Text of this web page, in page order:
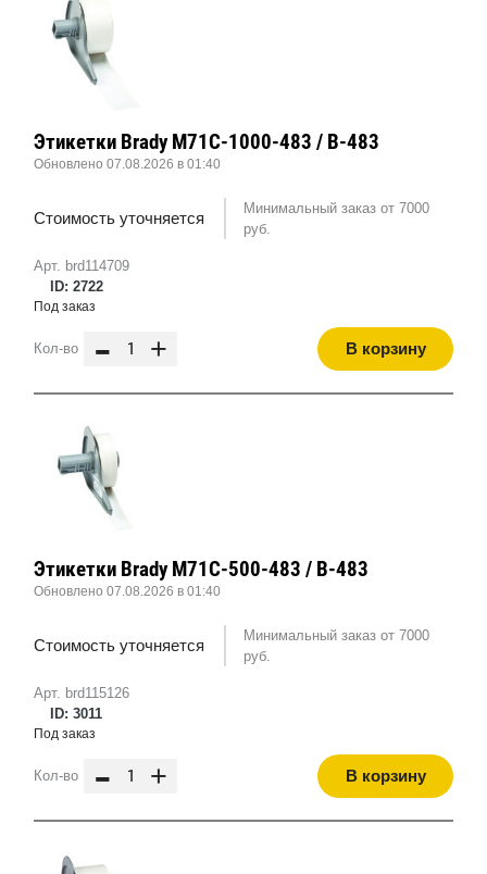
Арт. brd114709
ID: 2722
Этикетки Brady M71C-1000-483 / B-483
Обновлено 07.08.2026 в 01:40
Стоимость уточняется
Минимальный заказ от 7000
руб.
Под заказ
Кол-во - + В корзину
Арт. brd115126
ID: 3011
Этикетки Brady M71C-500-483 / B-483
Обновлено 07.08.2026 в 01:40
Стоимость уточняется
Минимальный заказ от 7000
руб.
Под заказ
Кол-во - + В корзину